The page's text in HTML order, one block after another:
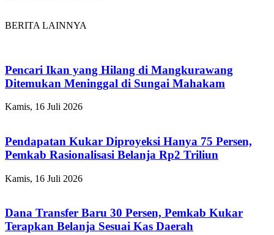
BERITA LAINNYA
Pencari Ikan yang Hilang di Mangkurawang
Ditemukan Meninggal di Sungai Mahakam
Kamis, 16 Juli 2026
Pendapatan Kukar Diproyeksi Hanya 75 Persen,
Pemkab Rasionalisasi Belanja Rp2 Triliun
Kamis, 16 Juli 2026
Dana Transfer Baru 30 Persen, Pemkab Kukar
Terapkan Belanja Sesuai Kas Daerah